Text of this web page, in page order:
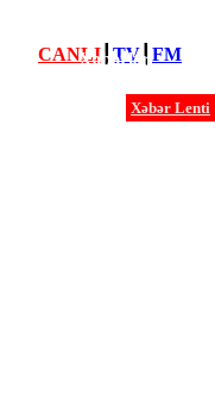
Xəbərlər
Xəbər Lenti
CANLI┃ TV┃ FM